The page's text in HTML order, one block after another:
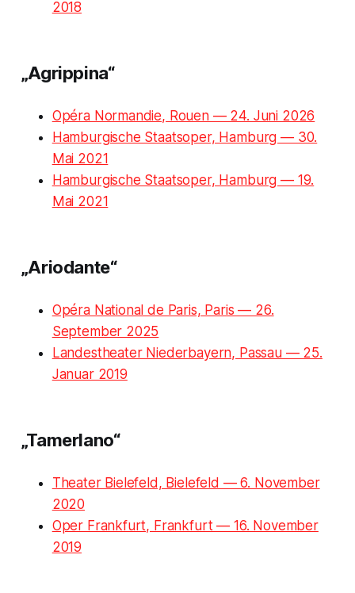
2018
„Agrippina“
Opéra Normandie, Rouen — 24. Juni 2026
Hamburgische Staatsoper, Hamburg — 30.
Mai 2021
Hamburgische Staatsoper, Hamburg — 19.
Mai 2021
„Ariodante“
Opéra National de Paris, Paris — 26.
September 2025
Landestheater Niederbayern, Passau — 25.
Januar 2019
„Tamerlano“
Theater Bielefeld, Bielefeld — 6. November
2020
Oper Frankfurt, Frankfurt — 16. November
2019